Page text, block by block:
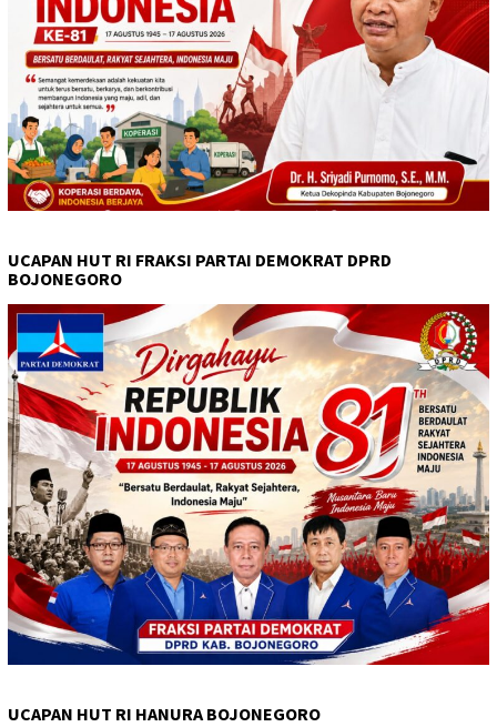
UCAPAN HUT RI FRAKSI PARTAI DEMOKRAT DPRD
BOJONEGORO
UCAPAN HUT RI HANURA BOJONEGORO